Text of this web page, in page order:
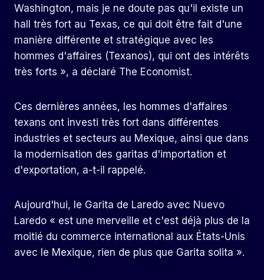
Washington, mais je ne doute pas qu'il existe un
hall très fort au Texas, ce qui doit être fait d'une
manière différente et stratégique avec les
hommes d'affaires (Texanos), qui ont des intérêts
très forts », a déclaré The Economist.
Ces dernières années, les hommes d'affaires
texans ont investi très fort dans différentes
industries et secteurs au Mexique, ainsi que dans
la modernisation des garitas d'importation et
d'exportation, a-t-il rappelé.
Aujourd'hui, le Garita de Laredo avec Nuevo
Laredo « est une merveille et c'est déjà plus de la
moitié du commerce international aux États-Unis
avec le Mexique, rien de plus que Garita solita ».